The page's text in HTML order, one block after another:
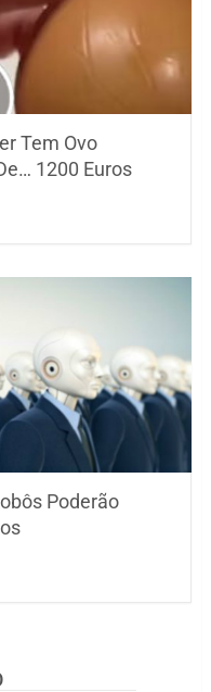
Tem Ovo
1200 Euros
Poderão